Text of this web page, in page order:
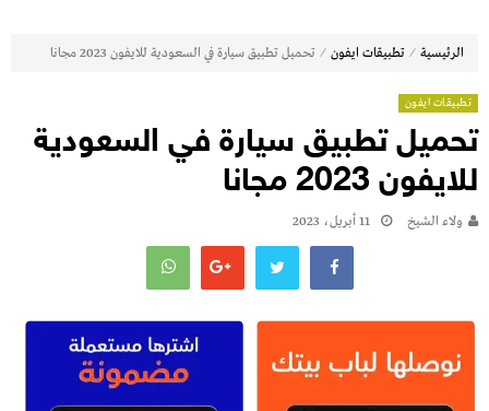
الرئيسية ⁄ تطبيقات ايفون ⁄ تحميل تطبيق سيارة في السعودية للايفون 2023 مجانا
تطبيقات ايفون
تحميل تطبيق سيارة في السعودية
للايفون 2023 مجانا
ولاء الشيخ 11 أبريل، 2023